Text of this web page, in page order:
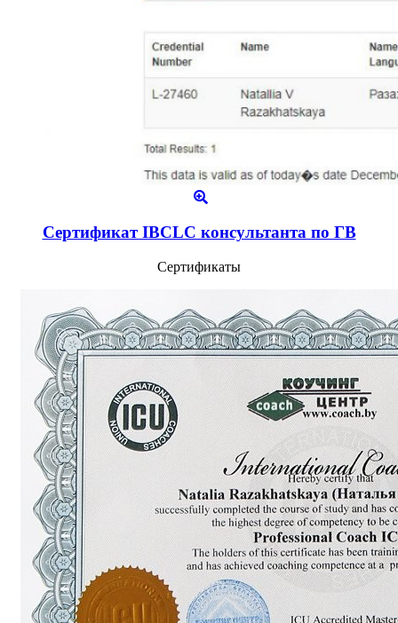
Сертификат IBCLC консультанта по ГВ
Сертификаты